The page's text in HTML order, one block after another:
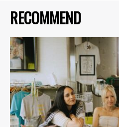
RECOMMEND